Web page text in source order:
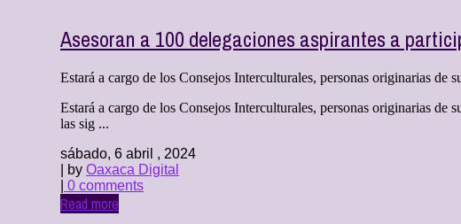
Asesoran a 100 delegaciones aspirantes a
Estará a cargo de los Consejos Interculturales, personas originarias de
Estará a cargo de los Consejos Interculturales, personas originarias de
las sig ...
sábado, 6 abril , 2024
| by Oaxaca Digital
0 comments
Read more